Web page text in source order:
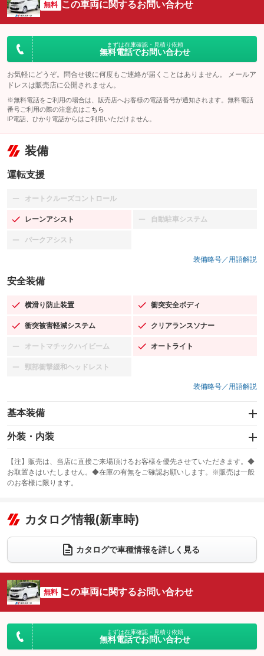
無料 この車両に関するお問い合わせ
まずは在庫確認・見積り依頼
無料電話でお問い合わせ
お気軽にどうぞ。問合せ後に何度もご連絡が届くことはありません。 メールア
ドレスは販売店に公開されません。
※無料電話をご利用の場合は、販売店へお客様の電話番号が通知されます。無料電話
番号ご利用の際の注意点は こちら
IP電話、ひかり電話からはご利用いただけません。
装備
運転支援
オートクルーズコントロール
：装備なし
レーンアシスト
：装備あり 自動駐車システム
：装備なし
パークアシスト
：装備なし
装備略号／用語解説
安全装備
横滑り防止装置
：装備あり 衝突安全ボディ
：装備あり
衝突被害軽減システム
：装備あり クリアランスソナー
：装備あり
オートマチックハイビーム
：装備なし オートライト
：装備あり
頸部衝撃緩和ヘッドレスト
：装備なし
装備略号／用語解説
基本装備
エアバッグ：運転席/助手席/サイド
：装備あり
：装備なし
サンルーフ
：装備なし ABS
リフトアップ
：装備なし
ダウンヒルアシストコントロール
パワーウィンドウ
：装備あり ：装備あり
アイドリングストップ
：装備あり
USB入力端子
：装備あり Bluetooth接続
：装備なし ：装備なし
センターデフロック
：装備なし
外装・内装
カーナビ：SDナビ
：装備あり
TV：フルセグ
：装備あり
ビジュアル
：装備なし
アルミホイール
革シート ハーフレザーシート
キーレス
：装備あり LEDヘッドランプ
：装備なし
HID(キセノンライト)
バックカメラ
：装備あり ：装備あり
エアロ
：装備なし ：装備なし
【注】販売は、当店に直接ご来場頂けるお客様を優先させていただきます。◆
お取置きはいたしません。◆在庫の有無をご確認お願いします。※販売は一般
のお客様に限ります。
カタログ情報(新車時)
カタログで車種情報を詳しく見る
無料 この車両に関するお問い合わせ
まずは在庫確認・見積り依頼
無料電話でお問い合わせ